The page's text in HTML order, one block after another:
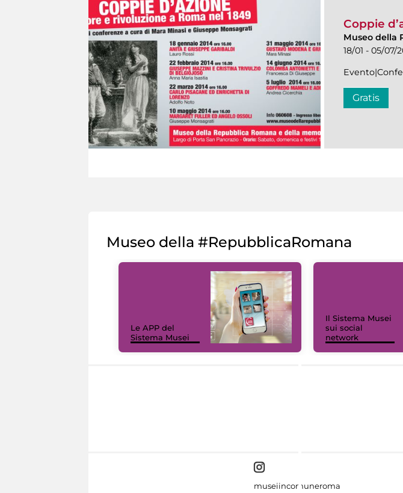
Coppie
Museo della
18/01 - 05/07/
Gratis
Museo della #RepubblicaRomana
Le APP del
Sistema Musei
Il Sistema Musei
sui social
network
museiincomuneroma